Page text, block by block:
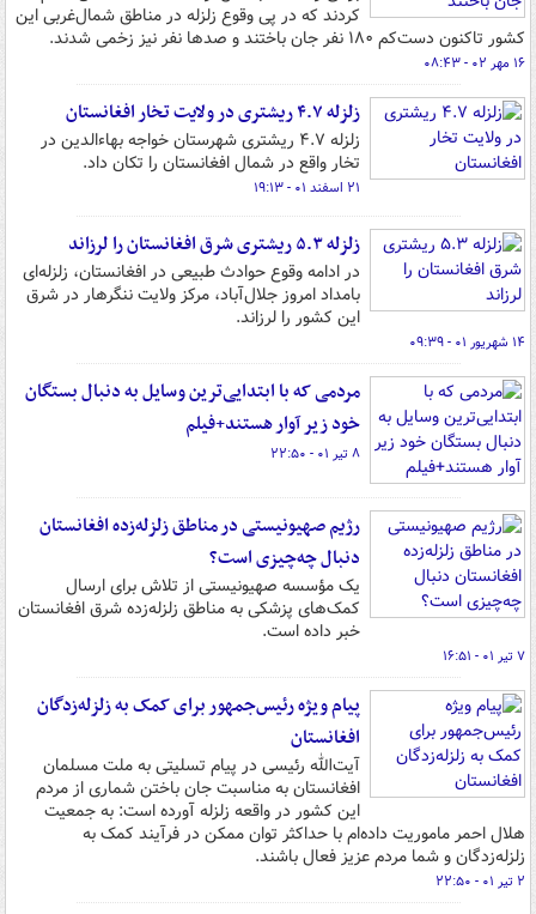
کردند که در پی وقوع زلزله در مناطق شمال‌غربی این
کشور تاکنون دست‌کم ۱۸۰ نفر جان باختند و صدها نفر نیز زخمی شدند.
۱۶ مهر ۰۲ - ۰۸:۴۳
زلزله ۴.۷ ریشتری در ولایت تخار افغانستان
زلزله ۴.۷ ریشتری شهرستان خواجه بهاءالدین در
تخار واقع در شمال افغانستان را تکان داد.
۲۱ اسفند ۰۱ - ۱۹:۱۳
زلزله ۵.۳ ریشتری شرق افغانستان را لرزاند
در ادامه وقوع حوادث طبیعی در افغانستان، زلزله‌ای
بامداد امروز جلال‌آباد، مرکز ولایت ننگرهار در شرق
این کشور را لرزاند.
۱۴ شهریور ۰۱ - ۰۹:۳۹
مردمی که با ابتدایی‌ترین وسایل به دنبال بستگان
خود زیر آوار هستند+فیلم
۸ تیر ۰۱ - ۲۲:۵۰
رژیم صهیونیستی در مناطق زلزله‌زده افغانستان
دنبال چه‌چیزی است؟
یک مؤسسه صهیونیستی از تلاش برای ارسال
کمک‌های پزشکی به مناطق زلزله‌زده شرق افغانستان
خبر داده است.
۷ تیر ۰۱ - ۱۶:۵۱
پیام ویژه رئیس‌جمهور برای کمک به زلزله‌زدگان
افغانستان
آیت‌الله رئیسی در پیام تسلیتی به ملت مسلمان
افغانستان به مناسبت جان باختن شماری از مردم
این کشور در واقعه زلزله آورده است: به جمعیت
هلال احمر ماموریت داده‌ام با حداکثر توان ممکن در فرآیند کمک به
زلزله‌زدگان و شما مردم عزیز فعال باشند.
۲ تیر ۰۱ - ۲۲:۵۰